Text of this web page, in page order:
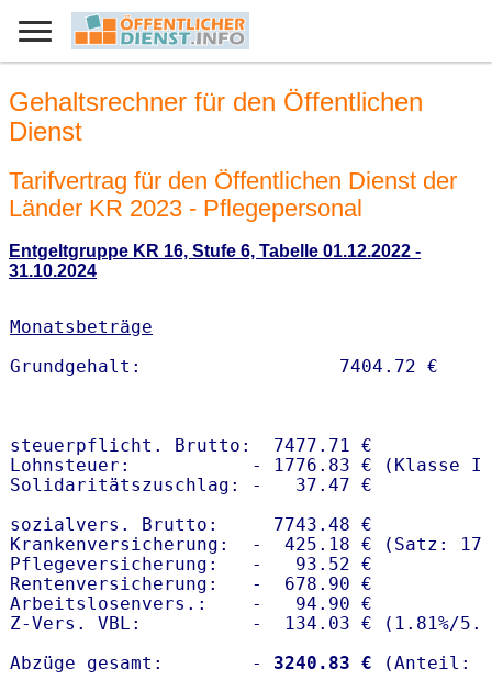
Gehaltsrechner für den Öffentlichen
Dienst
Tarifvertrag für den Öffentlichen Dienst der
Länder KR 2023 - Pflegepersonal
Entgeltgruppe KR 16, Stufe 6, Tabelle 01.12.2022 -
31.10.2024
Monatsbeträge
steuerpflicht. Brutto:  7477.71 €
Lohnsteuer:           - 1776.83 € (Klasse I)
Solidaritätszuschlag: -   37.47 €
sozialvers. Brutto:     7743.48 €
Krankenversicherung:  -  425.18 € (Satz:
Pflegeversicherung:   -   93.52 €
Rentenversicherung:   -  678.90 €
Arbeitslosenvers.:    -   94.90 €
Z-Vers. VBL:          -  134.03 € ( 1.81%/
Abzüge gesamt:        -
3240.83 €